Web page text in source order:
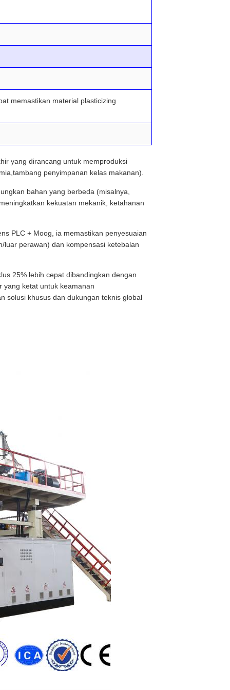
memastikan material plasticizing
yang dirancang untuk memproduksi
penyimpanan kelas makanan).
bahan yang berbeda (misalnya,
kekuatan mekanik, ketahanan
PLC + Moog, ia memastikan penyesuaian
luar perawan) dan kompensasi ketebalan
25% lebih cepat dibandingkan dengan
yang ketat untuk keamanan
solusi khusus dan dukungan teknis global